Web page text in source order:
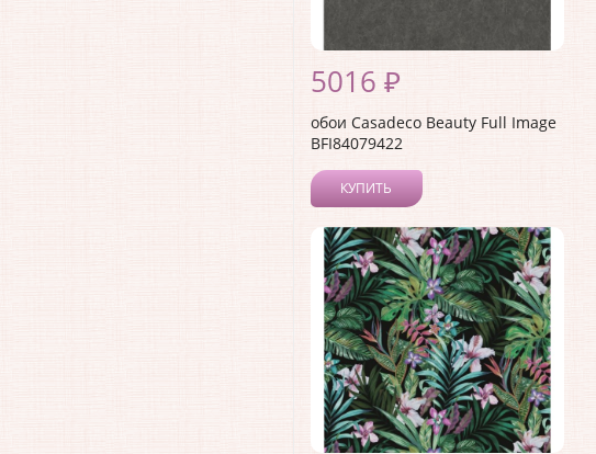
5016 ₽
обои Casadeco Beauty Full Image
BFI84079422
КУПИТЬ